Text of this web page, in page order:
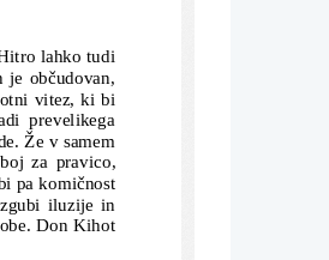
lahko tudi
občudovan,
vitez, ki bi
prevelikega
Že v samem
za pravico,
pa komičnost
iluzije in
Don Kihot